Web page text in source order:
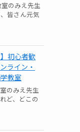
のみえ先生
皆さん元気
初心者歓
ライン・
教室
のみえ先生
ど、どこの